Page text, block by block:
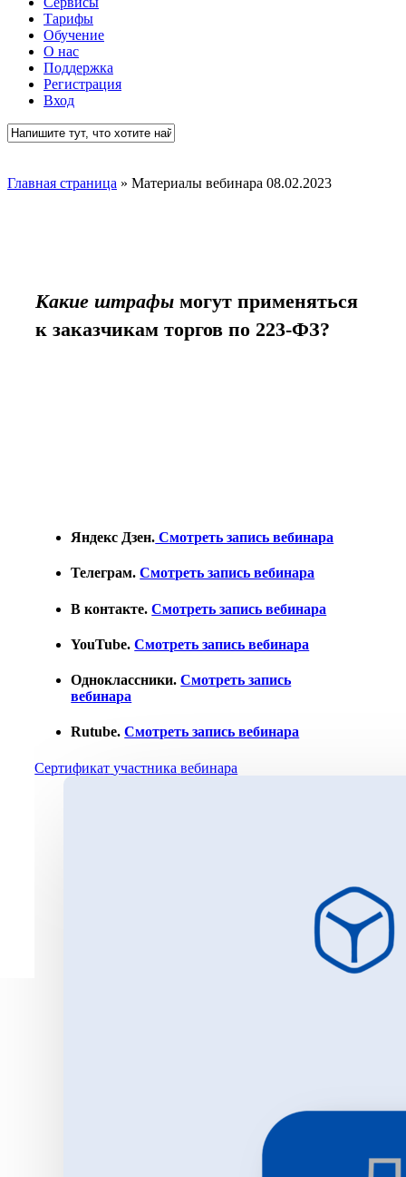
Тарифы
Обучение
О нас
Поддержка
Регистрация
Вход
Главная страница » Материалы вебинара 08.02.2023
Какие штрафы могут применяться
к заказчикам торгов по 223-ФЗ?
Яндекс Дзен. Смотреть запись вебинара
Телеграм.Смотреть запись вебинара
В контакте.Смотреть запись вебинара
YouTube. Смотреть запись вебинара
Одноклассники. Смотреть запись
вебинара
Rutube.Смотреть запись вебинара
Сертификат участника вебинара